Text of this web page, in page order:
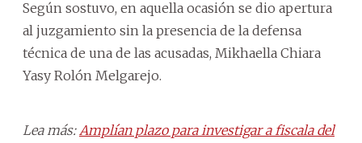
Según sostuvo, en aquella ocasión se dio apertura
al juzgamiento sin la presencia de la defensa
técnica de una de las acusadas, Mikhaella Chiara
Yasy Rolón Melgarejo.
Lea más: Amplían plazo para investigar a fiscala del